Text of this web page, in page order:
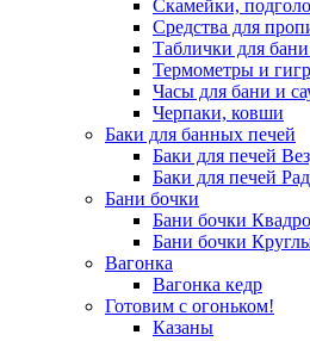
Скамейки,
Средства для
Таблички для
Термометры и
Часы для бани и
Черпаки, ковши
Баки для банных печей
Баки для печей
Баки для печей
Бани бочки
Бани бочки Квадро
Бани бочки
Вагонка
Вагонка кедр
Готовим с огоньком!
Казаны